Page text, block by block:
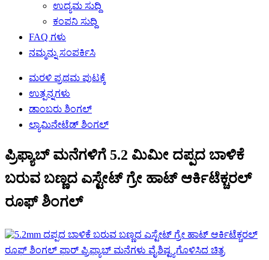
ಉದ್ಯಮ ಸುದ್ದಿ
ಕಂಪನಿ ಸುದ್ದಿ
FAQ ಗಳು
ನಮ್ಮನ್ನು ಸಂಪರ್ಕಿಸಿ
ಮರಳಿ ಪ್ರಥಮ ಪುಟಕ್ಕೆ
ಉತ್ಪನ್ನಗಳು
ಡಾಂಬರು ಶಿಂಗಲ್
ಲ್ಯಾಮಿನೇಟೆಡ್ ಶಿಂಗಲ್
ಪ್ರಿಫ್ಯಾಬ್ ಮನೆಗಳಿಗೆ 5.2 ಮಿಮೀ ದಪ್ಪದ ಬಾಳಿಕೆ
ಬರುವ ಬಣ್ಣದ ಎಸ್ಟೇಟ್ ಗ್ರೇ ಹಾಟ್ ಆರ್ಕಿಟೆಕ್ಚರಲ್
ರೂಫ್ ಶಿಂಗಲ್